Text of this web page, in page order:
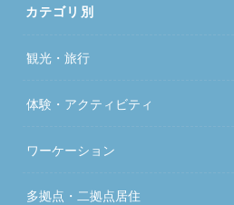
カテゴリ別
観光・旅行
体験・アクティビティ
ワーケーション
多拠点・二拠点居住